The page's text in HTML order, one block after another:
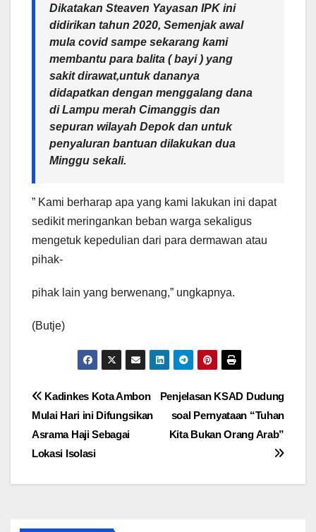
Dikatakan Steaven Yayasan IPK ini
didirikan tahun 2020, Semenjak awal
mula covid sampe sekarang kami
membantu para balita ( bayi ) yang
sakit dirawat,untuk dananya
didapatkan dengan menggalang dana
di Lampu merah Cimanggis dan
sepuran wilayah Depok dan untuk
penyaluran bantuan dilakukan dua
Minggu sekali.
” Kami berharap apa yang kami lakukan ini dapat
sedikit meringankan beban warga sekaligus
mengetuk kepedulian dari para dermawan atau
pihak-
pihak lain yang berwenang,” ungkapnya.
(Butje)
Navigasi
pos
Penjelasan KSAD Dudung
soal Pernyataan “Tuhan
Kita Bukan Orang Arab”
Kadinkes Kota Ambon
Mulai Hari ini Difungsikan
Asrama Haji Sebagai
Lokasi Isolasi